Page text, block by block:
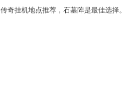
传奇挂机地点推荐，石墓阵是最佳选择。